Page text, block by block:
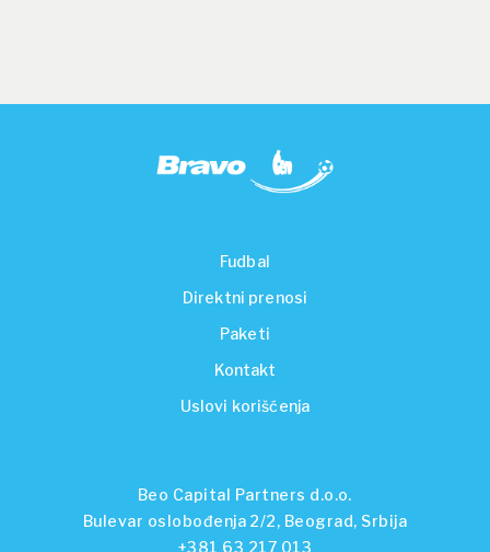
Fudbal
Direktni prenosi
Paketi
Kontakt
Uslovi korišćenja
Beo Capital Partners d.o.o.
Bulevar oslobođenja 2/2, Beograd, Srbija
+381 63 217 013